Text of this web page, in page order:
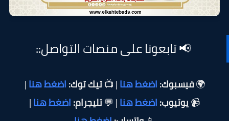
📢 تابعونا على منصات التواصل::
🌍فيسبوك:اضغط هنا| 📺تيك توك:اضغط هنا|
📹يوتيوب:اضغط هنا| 💬تليجرام:اضغط هنا|